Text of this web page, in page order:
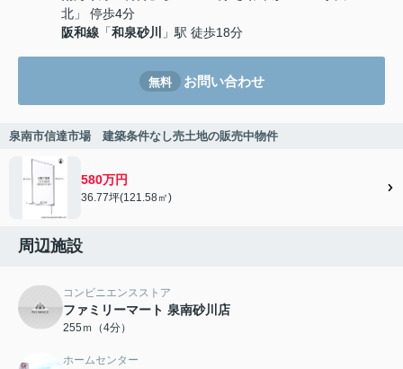
北」 停歩4分
阪和線 「和泉砂川 」駅 徒歩18分
無料 お問い合わせ
泉南市信達市場 建築条件なし売土地の販売中物件
580万円
36.77坪(121.58㎡)
周辺施設
コンビニエンスストア
ファミリーマート 泉南砂川店
255ｍ（4分）
ホームセンター